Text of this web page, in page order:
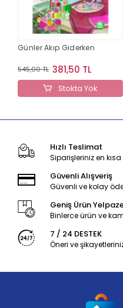
Günler Akıp Giderken
545,00 TL 381,50 TL
Stokta Yok
Hızlı Teslimat
Siparişleriniz en
Güvenli Alışveriş
Güvenli ve kolay
Geniş Ürün
Binlerce ürün ve
7 / 24 DESTEK
Öneri ve